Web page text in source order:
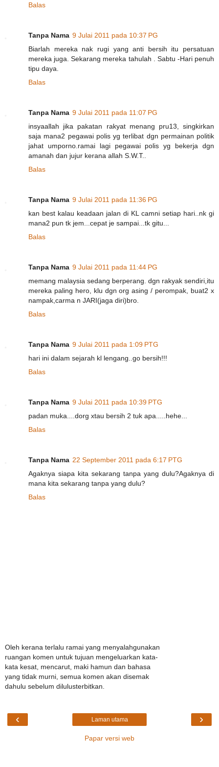
Balas
Tanpa Nama 9 Julai 2011 pada 10:37 PG
Biarlah mereka nak rugi yang anti bersih itu persatuan
mereka juga. Sekarang mereka tahulah . Sabtu -Hari penuh
tipu daya.
Balas
Tanpa Nama 9 Julai 2011 pada 11:07 PG
insyaallah jika pakatan rakyat menang pru13, singkirkan
saja mana2 pegawai polis yg terlibat dgn permainan politik
jahat umporno.ramai lagi pegawai polis yg bekerja dgn
amanah dan jujur kerana allah S.W.T..
Balas
Tanpa Nama 9 Julai 2011 pada 11:36 PG
kan best kalau keadaan jalan di KL camni setiap hari..nk gi
mana2 pun tk jem...cepat je sampai...tk gitu...
Balas
Tanpa Nama 9 Julai 2011 pada 11:44 PG
memang malaysia sedang berperang. dgn rakyak sendiri,itu
mereka paling hero, klu dgn org asing / perompak, buat2 x
nampak,carma n JARI(jaga diri)bro.
Balas
Tanpa Nama 9 Julai 2011 pada 1:09 PTG
hari ini dalam sejarah kl lengang..go bersih!!!
Balas
Tanpa Nama 9 Julai 2011 pada 10:39 PTG
padan muka....dorg xtau bersih 2 tuk apa.....hehe...
Balas
Tanpa Nama 22 September 2011 pada 6:17 PTG
Agaknya siapa kita sekarang tanpa yang dulu?Agaknya di
mana kita sekarang tanpa yang dulu?
Balas
Oleh kerana terlalu ramai yang menyalahgunakan
ruangan komen untuk tujuan mengeluarkan kata-
kata kesat, mencarut, maki hamun dan bahasa
yang tidak murni, semua komen akan disemak
dahulu sebelum dilulusterbitkan.
‹ ›
Laman utama
Papar versi web